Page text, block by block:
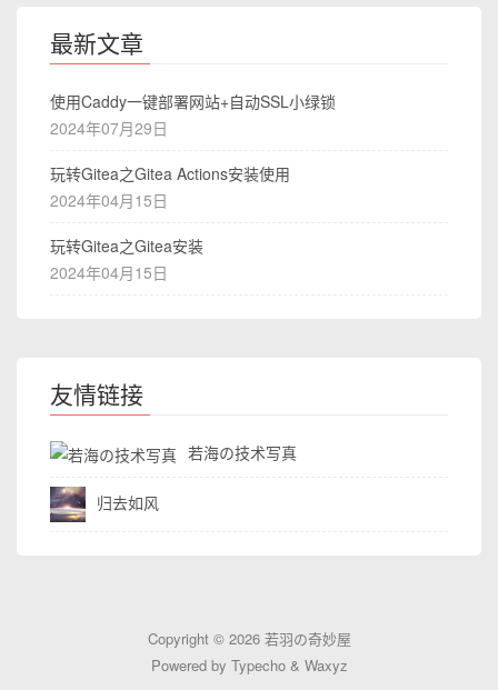
最新文章
使用Caddy一键部署网站+自动SSL小绿锁
2024年07月29日
玩转Gitea之Gitea Actions安装使用
2024年04月15日
玩转Gitea之Gitea安装
2024年04月15日
友情链接
若海の技术写真
归去如风
Copyright © 2026 若羽の奇妙屋
Powered by Typecho& Waxyz